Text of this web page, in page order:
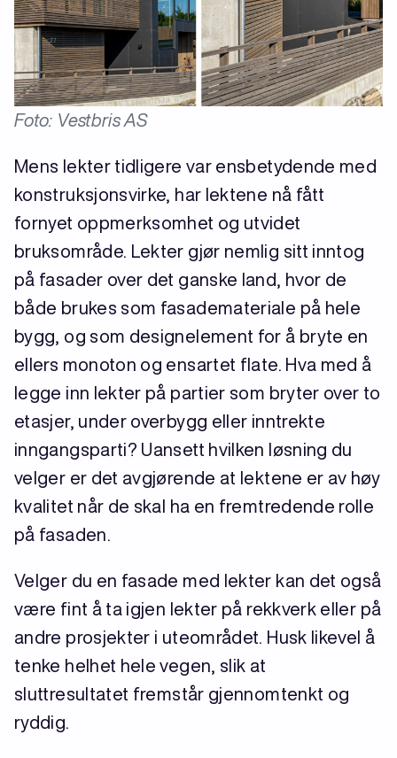
Foto: Vestbris AS
Mens lekter tidligere var ensbetydende med
konstruksjonsvirke, har lektene nå fått
fornyet oppmerksomhet og utvidet
bruksområde. Lekter gjør nemlig sitt inntog
på fasader over det ganske land, hvor de
både brukes som fasademateriale på hele
bygg, og som designelement for å bryte en
ellers monoton og ensartet flate. Hva med å
legge inn lekter på partier som bryter over to
etasjer, under overbygg eller inntrekte
inngangsparti? Uansett hvilken løsning du
velger er det avgjørende at lektene er av høy
kvalitet når de skal ha en fremtredende rolle
på fasaden.
Velger du en fasade med lekter kan det også
være fint å ta igjen lekter på rekkverk eller på
andre prosjekter i uteområdet. Husk likevel å
tenke helhet hele vegen, slik at
sluttresultatet fremstår gjennomtenkt og
ryddig.